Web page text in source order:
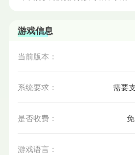
游戏信息
当前版本：
系统要求： 需要
是否收费：
游戏语言：